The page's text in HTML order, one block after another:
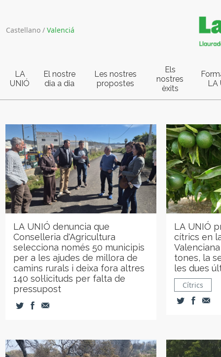
Castellano / Valenciá
LA
UNIÓ
El nostre
dia a dia
Les nostres
propostes
Els
nostres
èxits
LA
LA UNIÓ denuncia que
Conselleria d'Agricultura
selecciona només 50 municipis
per a les ajudes de millora de
camins rurals i deixa fora altres
140 sol·licituds per falta de
pressupost
LA UNIÓ
cítrics en
tones, la
les dues
Cítrics